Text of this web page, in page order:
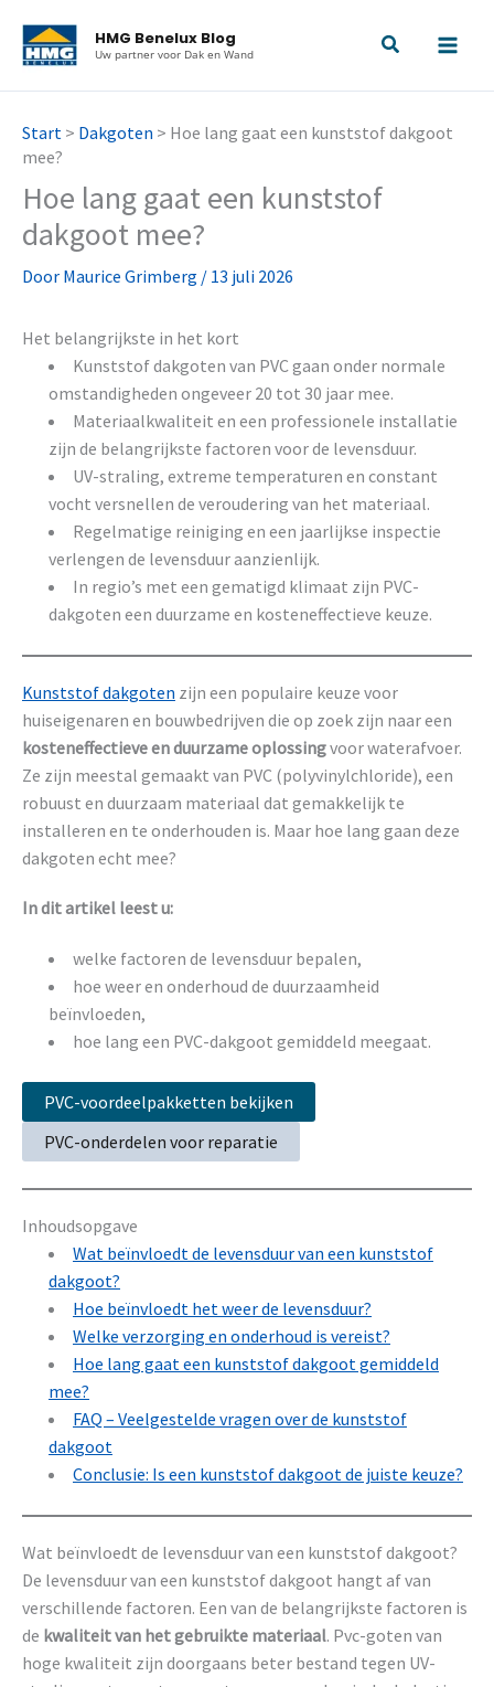
naar
inhoud
HMG Benelux Blog
Uw partner voor Dak en Wand
Start > Dakgoten > Hoe lang gaat een kunststof dakgoot
mee?
Hoe lang gaat een kunststof
dakgoot mee?
Door Maurice Grimberg / 13 juli 2026
Het belangrijkste in het kort
Kunststof dakgoten van PVC gaan onder normale
omstandigheden ongeveer 20 tot 30 jaar mee.
Materiaalkwaliteit en een professionele installatie
zijn de belangrijkste factoren voor de levensduur.
UV-straling, extreme temperaturen en constant
vocht versnellen de veroudering van het materiaal.
Regelmatige reiniging en een jaarlijkse inspectie
verlengen de levensduur aanzienlijk.
In regio’s met een gematigd klimaat zijn PVC-
dakgoten een duurzame en kosteneffectieve keuze.
Kunststof dakgoten zijn een populaire keuze voor
huiseigenaren en bouwbedrijven die op zoek zijn naar een
kosteneffectieve en duurzame oplossingvoor waterafvoer.
Ze zijn meestal gemaakt van PVC (polyvinylchloride), een
robuust en duurzaam materiaal dat gemakkelijk te
installeren en te onderhouden is. Maar hoe lang gaan deze
dakgoten echt mee?
In dit artikel leest u:
welke factoren de levensduur bepalen,
hoe weer en onderhoud de duurzaamheid
beïnvloeden,
hoe lang een PVC-dakgoot gemiddeld meegaat.
PVC-voordeelpakketten bekijken
PVC-onderdelen voor reparatie
Inhoudsopgave
Wat beïnvloedt de levensduur van een kunststof
dakgoot?
Hoe beïnvloedt het weer de levensduur?
Welke verzorging en onderhoud is vereist?
Hoe lang gaat een kunststof dakgoot gemiddeld
mee?
FAQ – Veelgestelde vragen over de kunststof
dakgoot
Conclusie: Is een kunststof dakgoot de juiste keuze?
Wat beïnvloedt de levensduur van een kunststof dakgoot?
De levensduur van een kunststof dakgoot hangt af van
verschillende factoren. Een van de belangrijkste factoren is
de kwaliteit van het gebruikte materiaal. Pvc-goten van
hoge kwaliteit zijn doorgaans beter bestand tegen UV-